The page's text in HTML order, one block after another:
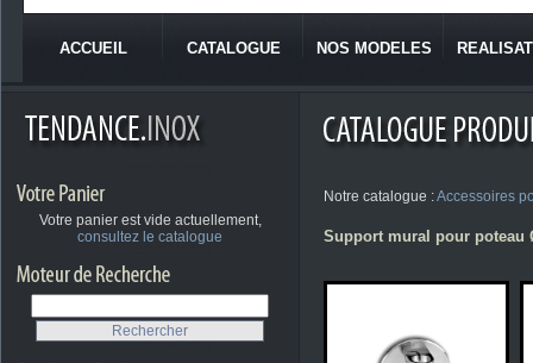
ACCUEIL CATALOGUE NOS MODELES
Votre panier est vide actuellement,
consultez le catalogue
Notre catalogue :Accessoires
Support mural pour poteau